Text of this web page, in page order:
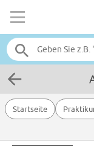
Startseite